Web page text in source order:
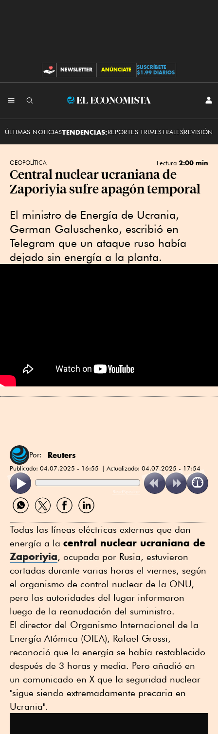
CONTRIBUCIONES
NEWSLETTER ANÚNCIATE
SUSCRÍBETE
$1.99 DIARIOS
El
ÚLTIMAS NOTICIASTENDENCIAS:REPORTES TRIMESTRALESREVISIÓN
GEOPOLÍTICA Lectura 2:00 min
Central nuclear ucraniana de
Zaporiyia sufre apagón temporal
El ministro de Energía de Ucrania,
German Galuschenko, escribió en
Telegram que un ataque ruso había
dejado sin energía a la planta.
Por: Reuters
Publicado: 04.07.2025 - 16:55 Actualizado: 04.07.2025 - 17:54
ReadSpeaker
Compartir
por
Compartir
por
Compartir
por
Compartir
por
Todas las líneas eléctricas externas que dan
energía a la central nuclear ucraniana de
Zaporiyia, ocupada por Rusia, estuvieron
cortadas durante varias horas el viernes, según
el organismo de control nuclear de la ONU,
pero las autoridades del lugar informaron
luego de la reanudación del suministro.
El director del Organismo Internacional de la
Energía Atómica (OIEA), Rafael Grossi,
reconoció que la energía se había restablecido
después de 3 horas y media. Pero añadió en
un comunicado en X que la seguridad nuclear
"sigue siendo extremadamente precaria en
Ucrania".